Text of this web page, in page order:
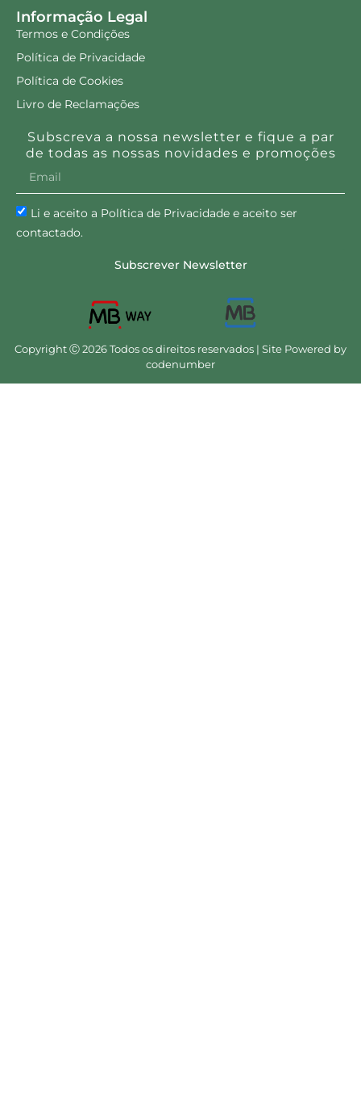
Informação Legal
Termos e Condições
Política de Privacidade
Política de Cookies
Livro de Reclamações
Subscreva a nossa newsletter e fique a par
de todas as nossas novidades e promoções
Li e aceito a Política de Privacidade e aceito ser
contactado.
Subscrever Newsletter
Copyright Ⓒ 2026 Todos os direitos reservados | Site Powered by
codenumber